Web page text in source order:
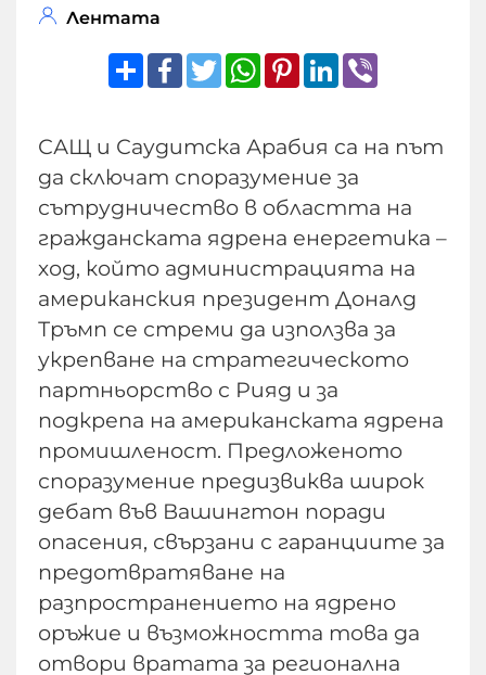
Лентата
ShareFacebook
TwitterWhatsApp
Pinterest
LinkedIn
САЩ и Саудитска Арабия са на път
да сключат споразумение за
сътрудничество в областта на
гражданската ядрена енергетика –
ход, който администрацията на
американския президент Доналд
Тръмп се стреми да използва за
укрепване на стратегическото
партньорство с Рияд и за
подкрепа на американската ядрена
промишленост. Предложеното
споразумение предизвиква широк
дебат във Вашингтон поради
опасения, свързани с гаранциите за
предотвратяване на
разпространението на ядрено
оръжие и възможността това да
отвори вратата за регионална